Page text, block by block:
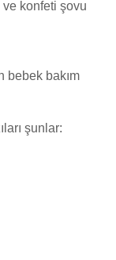
ve konfeti şovu
bebek bakım
şunlar: